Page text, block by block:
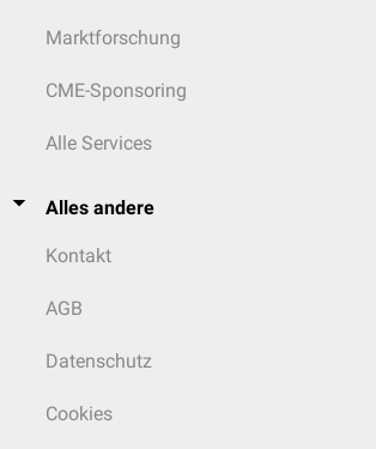
Marktforschung
CME-Sponsoring
Alle Services
Alles andere
Kontakt
AGB
Datenschutz
Cookies